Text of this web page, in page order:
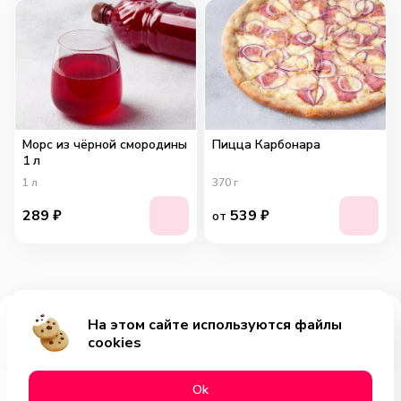
Добавить за 619₽
Морс из чёрной смородины
1 л
1 л
289 ₽
Пицца Карбонара
370 г
от 539 ₽
На этом сайте используются файлы
cookies
Оk